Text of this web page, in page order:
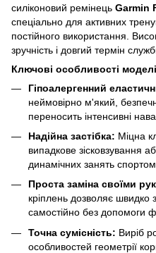
силіконовий ремінець Garmin
спеціально для активних
постійного використання.
зручність і довгий термін
Ключові особливості
Гіпоалергенний
неймовірно м'який,
переносить інтенсивні
Надійна застібка: Міцна
випадкове зісковзування
динамічних занять спортом.
Проста заміна своїми
кріплень дозволяє швидко
самостійно без допомоги
Точна сумісність: Виріб
особливостей геометрії